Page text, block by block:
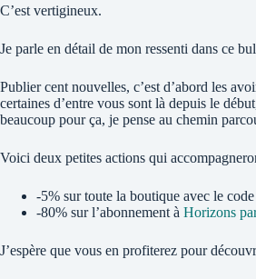
C’est vertigineux.
Je parle en détail de mon ressenti dans ce
Publier cent nouvelles, c’est d’abord les
certaines d’entre vous sont là depuis le
beaucoup pour ça, je pense au chemin
Voici deux petites actions qui
-5% sur toute la boutique avec le
-80% sur l’abonnement à Horizons
J’espère que vous en profiterez pour